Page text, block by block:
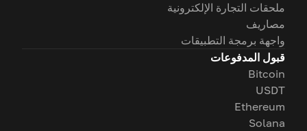
ملحقات التجارة الإلكترونية
مصاريف
واجهة برمجة التطبيقات
قبول المدفوعات
Bitcoin
USDT
Ethereum
Solana